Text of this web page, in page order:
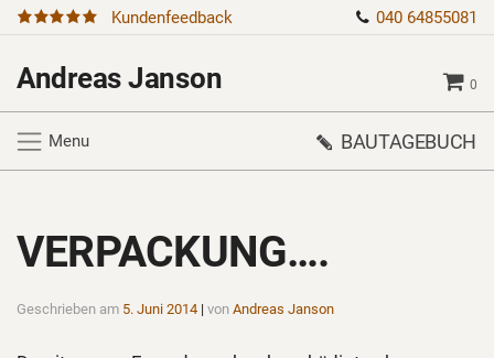
Kundenfeedback 040 64855081
Andreas Janson 0
Menu BAUTAGEBUCH
VERPACKUNG….
Geschrieben am 5. Juni 2014 | von Andreas Janson